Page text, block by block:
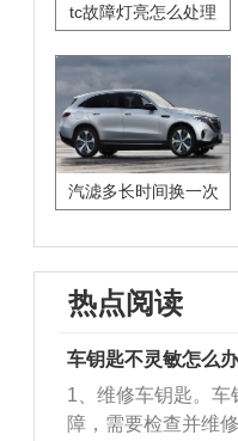
tc故障灯亮怎么处理
汽滤多长时间换一次
热点阅读
车钥匙不灵敏怎么办
1、维修车钥匙。车
障，需要检查并维